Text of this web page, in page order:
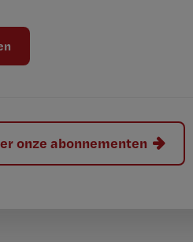
onze abonnementen